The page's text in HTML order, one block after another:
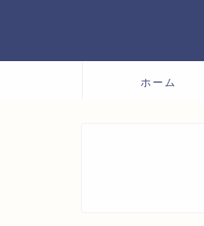
ホーム